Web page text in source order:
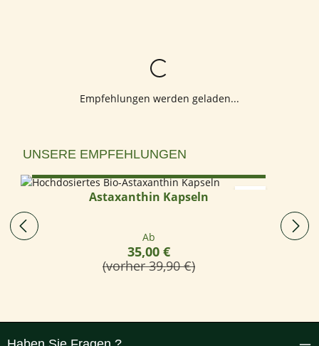
Lädt...
Empfehlungen werden geladen...
Produktgalerie überspringen
UNSERE EMPFEHLUNGEN
Optionen wählen
Astaxanthin Kapseln
Regulärer Preis:
Ab
35,00 €
(vorher 39,90 €)